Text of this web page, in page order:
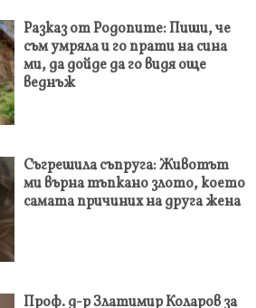
Разказ от Родопите: Пиши, че
съм умряла и го прати на сина
ми, да дойде да го видя още
веднъж
Съгрешила съпруга: Животът
ми върна тъпкано злото, което
самата причиних на друга жена
Проф. д-р Златимир Коларов за